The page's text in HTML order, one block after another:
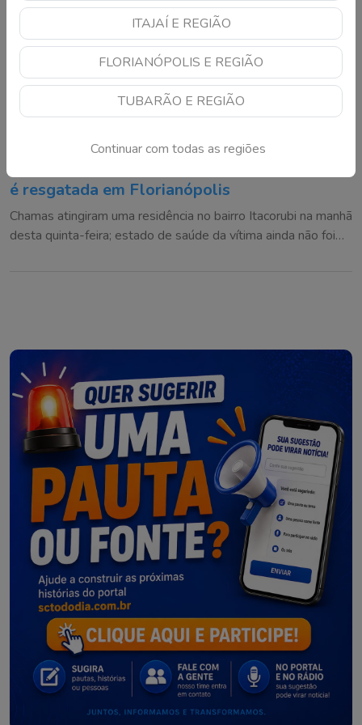
ITAJAÍ E REGIÃO
FLORIANÓPOLIS E REGIÃO
TUBARÃO E REGIÃO
Continuar com todas as regiões
é resgatada em Florianópolis
Chamas atingiram uma residência no bairro Itacorubi na manhã
desta quinta-feira; estado de saúde da vítima ainda não foi